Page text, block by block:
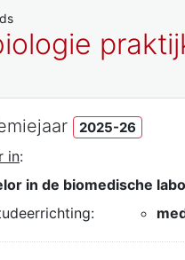
2025-26
in:
in de biomedische